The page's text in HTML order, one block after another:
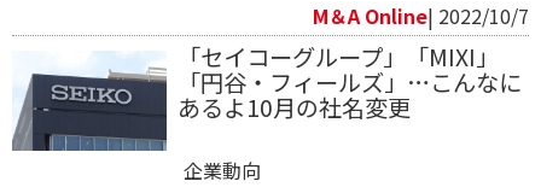
M＆A Online| 2022/10/7
「セイコーグループ」「MIXI」
「円谷・フィールズ」…こんなに
あるよ10月の社名変更
企業動向